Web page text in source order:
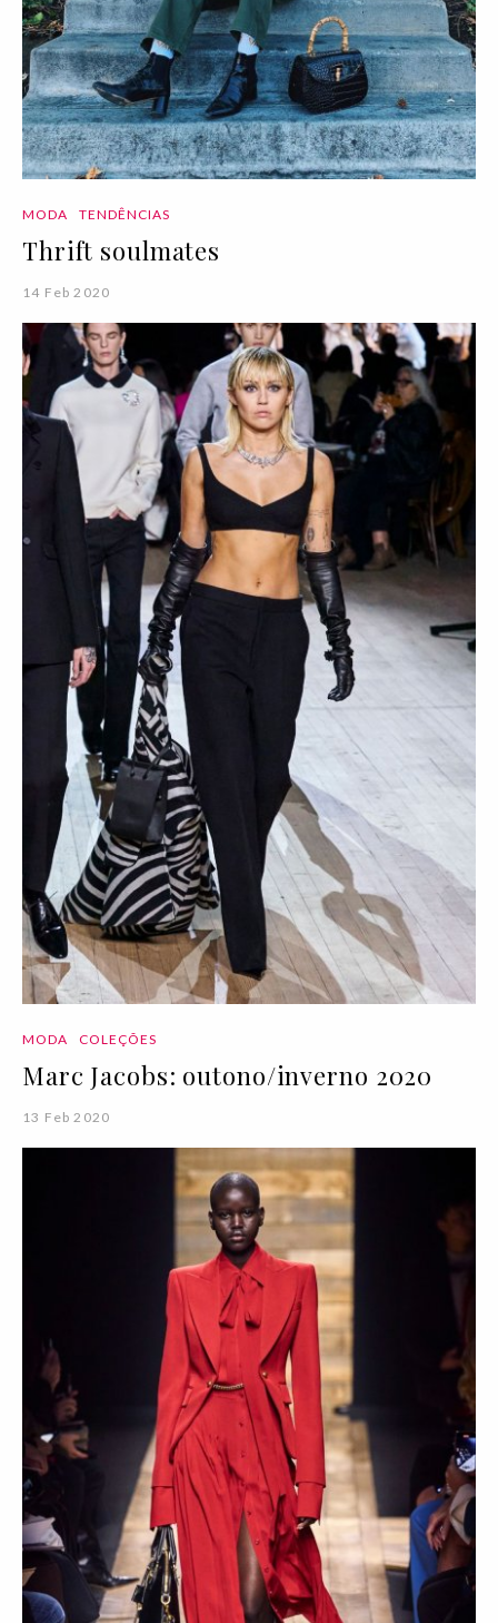
MODA TENDÊNCIAS
Thrift soulmates
14 Feb 2020
MODA COLEÇÕES
Marc Jacobs: outono/inverno 2020
13 Feb 2020